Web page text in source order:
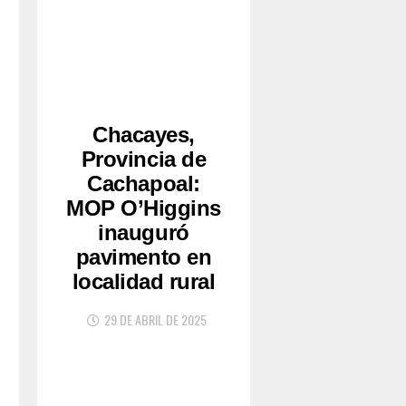
Chacayes,
Provincia de
Cachapoal:
MOP O’Higgins
inauguró
pavimento en
localidad rural
29 DE ABRIL DE 2025